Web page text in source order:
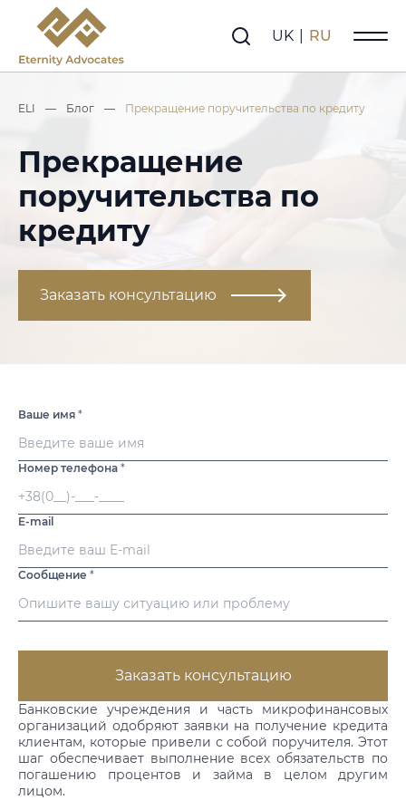
UK RU
ELI — Блог — Прекращение поручительства по кредиту
Прекращение
поручительства по
кредиту
Заказать консультацию
Банковские учреждения и часть микрофинансовых
организаций одобряют заявки на получение кредита
клиентам, которые привели с собой поручителя. Этот
шаг обеспечивает выполнение всех обязательств по
погашению процентов и займа в целом другим
лицом.
Ваше имя *
Номер телефона *
E-mail
Сообщение *
Заказать консультацию